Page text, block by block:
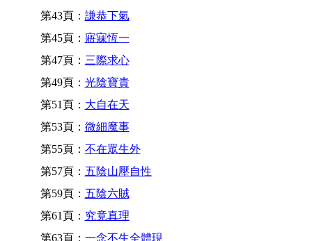
第43頁： 謙恭下氣
第45頁： 寤寐恆一
第47頁： 三際求心
第49頁： 光陰寶貴
第51頁： 大自在天
第53頁： 微細魔事
第55頁： 不在眾生外
第57頁： 五陰山壓自性
第59頁： 五陰六賊
第61頁： 究竟真理
第63頁： 一念不生全體現